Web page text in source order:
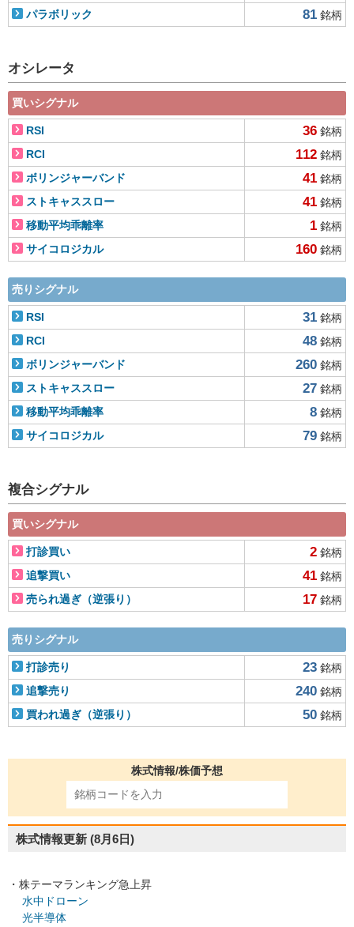
パラボリック 81 銘柄
オシレータ
買いシグナル
RSI 36 銘柄
RCI
112 銘柄
ボリンジャーバンド
41 銘柄
ストキャススロー
41 銘柄
移動平均乖離率
1 銘柄
サイコロジカル
160 銘柄
売りシグナル
RSI 31 銘柄
RCI
48 銘柄
ボリンジャーバンド
260 銘柄
ストキャススロー
27 銘柄
移動平均乖離率
8 銘柄
サイコロジカル
79 銘柄
複合シグナル
買いシグナル
打診買い 2 銘柄
追撃買い
41 銘柄
売られ過ぎ（逆張り）
17 銘柄
売りシグナル
打診売り 23 銘柄
追撃売り
240 銘柄
買われ過ぎ（逆張り）
50 銘柄
株式情報/株価予想
株式情報更新 (8月6日)
・株テーマランキング急上昇
水中ドローン
光半導体